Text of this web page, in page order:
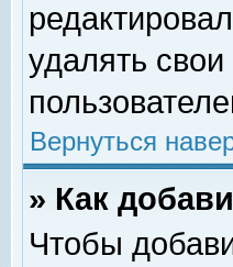
удалять
Вернуться
» Как
Чтобы